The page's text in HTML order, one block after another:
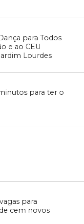
para Todos
e ao CEU
Lourdes
para ter o
para
cem novos